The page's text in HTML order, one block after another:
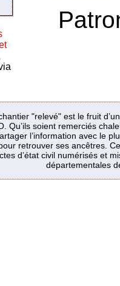
"relevé" est le fruit
Qu’ils soient remerciés
l’information avec le
retrouver ses ancêtres.
d’état civil numérisés et
départementales